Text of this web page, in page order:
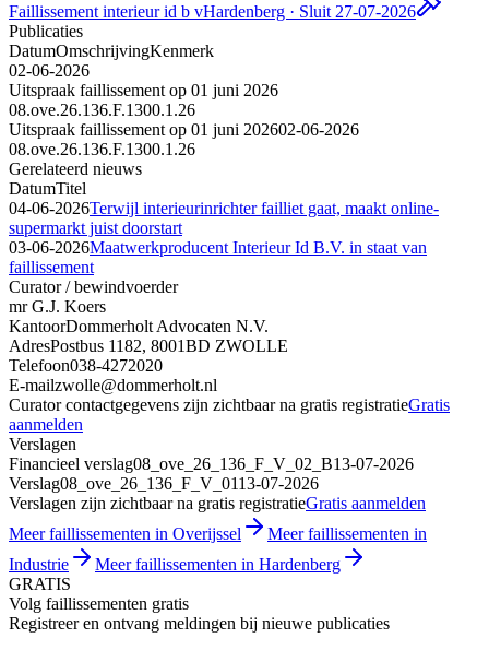
Faillissement interieur id b vHardenberg · Sluit 27-07-2026
Publicaties
DatumOmschrijvingKenmerk
02-06-2026
Uitspraak faillissement op 01 juni 2026
08.ove.26.136.F.1300.1.26
Uitspraak faillissement op 01 juni 202602-06-2026
08.ove.26.136.F.1300.1.26
Gerelateerd nieuws
DatumTitel
04-06-2026Terwijl interieurinrichter failliet gaat, maakt online-
supermarkt juist doorstart
03-06-2026Maatwerkproducent Interieur Id B.V. in staat van
faillissement
Curator / bewindvoerder
mr G.J. Koers
KantoorDommerholt Advocaten N.V.
AdresPostbus 1182, 8001BD ZWOLLE
Telefoon038-4272020
E-mailzwolle@dommerholt.nl
Curator contactgegevens zijn zichtbaar na gratis registratieGratis
aanmelden
Verslagen
Financieel verslag08_ove_26_136_F_V_02_B13-07-2026
Verslag08_ove_26_136_F_V_0113-07-2026
Verslagen zijn zichtbaar na gratis registratieGratis aanmelden
Meer faillissementen in Overijssel
Meer faillissementen in
Industrie
Meer faillissementen in Hardenberg
GRATIS
Volg faillissementen gratis
Registreer en ontvang meldingen bij nieuwe publicaties